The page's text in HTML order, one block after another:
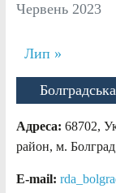
Червень 2023
Лип »
Адреса: 68702,
район, м.
E-mail: